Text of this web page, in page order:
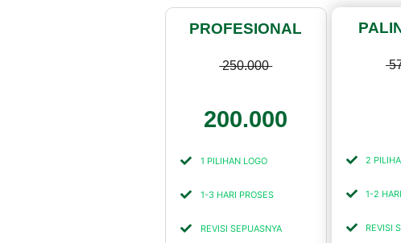
PROFESIONAL
250.000
200.000
1 PILIHAN LOGO
1-3 HARI PROSES
REVISI SEPUASNYA
2
1-2
REVISI